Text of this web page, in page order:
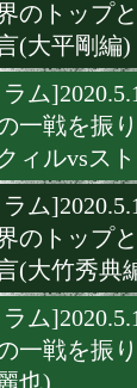
日本ユー
[コラム
世界のト
証言(大沢
[コラム
あの一戦
小出大貴
[コラム